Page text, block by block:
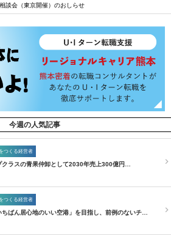
談会（東京開催）のおしらせ
今週の人気記事
つくる経営者
クラスの青果仲卸として2030年売上300億円…
つくる経営者
ちばん居心地のいい空港」を目指し、前例のないチ…